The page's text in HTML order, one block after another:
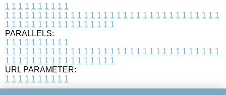
1 1 1 1 1 1 1 1 1 1
1 1 1 1 1 1 1 1 1 1 1 1 1 1 1 1 1 1 1 1 1 1 1 1 1 1 1 1 1 1 1 1 1
1 1 1 1 1 1 1 1 1 1 1 1 1 1 1 1 1
PARALLELS:
1 1 1 1 1 1 1 1 1 1
1 1 1 1 1 1 1 1 1 1 1 1 1 1 1 1 1 1 1 1 1 1 1 1 1 1 1 1 1 1 1 1 1
1 1 1 1 1 1 1 1 1 1 1 1 1 1 1 1 1
URL PARAMETER:
1 1 1 1 1 1 1 1 1 1